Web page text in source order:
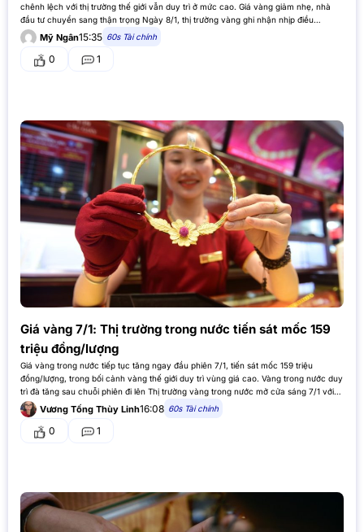
chênh lệch với thị trường thế giới vẫn duy trì ở mức cao. Giá vàng giảm nhẹ, nhà
đầu tư chuyển sang thận trọng Ngày 8/1, thị trường vàng ghi nhận nhịp điều…
Mỹ Ngân15:35 60s Tài chính
0 1
Giá vàng 7/1: Thị trường trong nước tiến sát mốc 159
triệu đồng/lượng
Giá vàng trong nước tiếp tục tăng ngay đầu phiên 7/1, tiến sát mốc 159 triệu
đồng/lượng, trong bối cảnh vàng thế giới duy trì vùng giá cao. Vàng trong nước duy
trì đà tăng sau chuỗi phiên đi lên Thị trường vàng trong nước mở cửa sáng 7/1 với…
Vương Tống Thùy Linh16:08 60s Tài chính
0 1